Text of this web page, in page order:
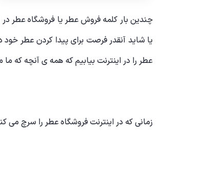
چندین بار کلمه فروش عطر یا فروشگاه عطر
یا شاید آنقدر فرصت برای پیدا کردن عطر
عطر را در اینترنت بیابیم که همه ی آنچه که
زمانی که در اینترنتفروشگاه عطر را سرچ می